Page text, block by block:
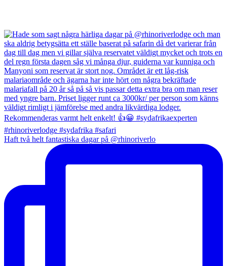
Haft två helt fantastiska dagar på @rhinoriverlo